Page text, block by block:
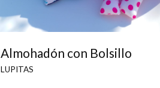
Almohadón con Bolsillo
LUPITAS